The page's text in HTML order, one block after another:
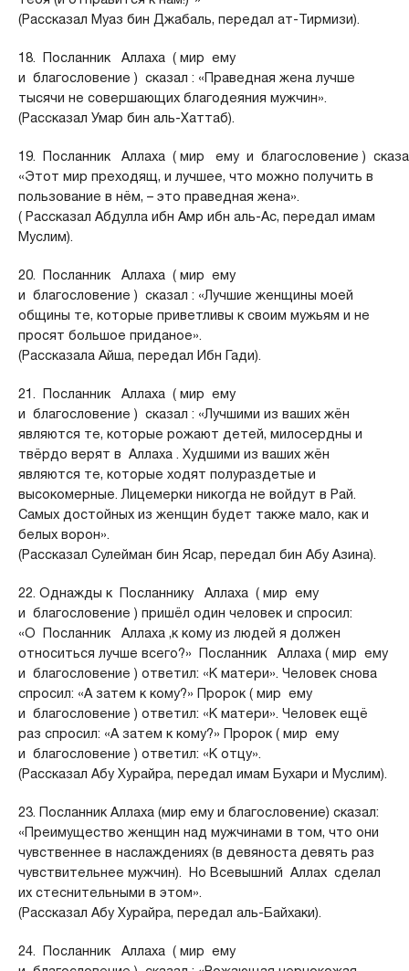
(Рассказал Муаз бин Джабаль, передал ат-Тирмизи).
18. Посланник Аллаха ( мир ему
и благословение ) сказал : «Праведная жена лучше
тысячи не совершающих благодеяния мужчин».
(Рассказал Умар бин аль-Хаттаб).
19. Посланник Аллаха ( мир ему и благословение )
«Этот мир преходящ, и лучшее, что можно получить в
пользование в нём, – это праведная жена».
( Рассказал Абдулла ибн Амр ибн аль-Ас, передал имам
Муслим).
20. Посланник Аллаха ( мир ему
и благословение ) сказал : «Лучшие женщины моей
общины те, которые приветливы к своим мужьям и не
просят большое приданое».
(Рассказала Айша, передал Ибн Гади).
21. Посланник Аллаха ( мир ему
и благословение ) сказал : «Лучшими из ваших жён
являются те, которые рожают детей, милосердны и
твёрдо верят в Аллаха . Худшими из ваших жён
являются те, которые ходят полураздетые и
высокомерные. Лицемерки никогда не войдут в Рай.
Самых достойных из женщин будет также мало, как и
белых ворон».
(Рассказал Сулейман бин Ясар, передал бин Абу Азина).
22. Однажды к Посланнику Аллаха ( мир ему
и благословение ) пришёл один человек и спросил:
«О Посланник Аллаха ,к кому из людей я должен
относиться лучше всего?» Посланник Аллаха ( мир ему
и благословение ) ответил: «К матери». Человек снова
спросил: «А затем к кому?» Пророк ( мир ему
и благословение ) ответил: «К матери». Человек ещё
раз спросил: «А затем к кому?» Пророк ( мир ему
и благословение ) ответил: «К отцу».
(Рассказал Абу Xypайра, передал имам Бухари и Муслим).
23. Посланник Аллаха (мир ему и благословение) сказал:
«Преимущество женщин над мужчинами в том, что они
чувственнее в наслаждениях (в девяноста девять раз
чувствительнее мужчин). Но Всевышний Аллах сделал
их стеснительными в этом».
(Рассказал Абу Хурайра, передал аль-Байхаки).
24. Посланник Аллаха ( мир ему